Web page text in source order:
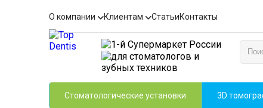
О компании Клиентам СтатьиКонтакты
Стоматологические установки 3D